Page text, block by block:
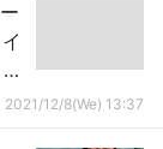
2021/12/8(We) 13:37